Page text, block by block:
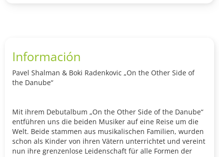
Información
Pavel Shalman & Boki Radenkovic „On the Other Side of
the Danube“
Mit ihrem Debutalbum „On the Other Side of the Danube“
entführen uns die beiden Musiker auf eine Reise um die
Welt. Beide stammen aus musikalischen Familien, wurden
schon als Kinder von ihren Vätern unterrichtet und vereint
nun ihre grenzenlose Leidenschaft für alle Formen der